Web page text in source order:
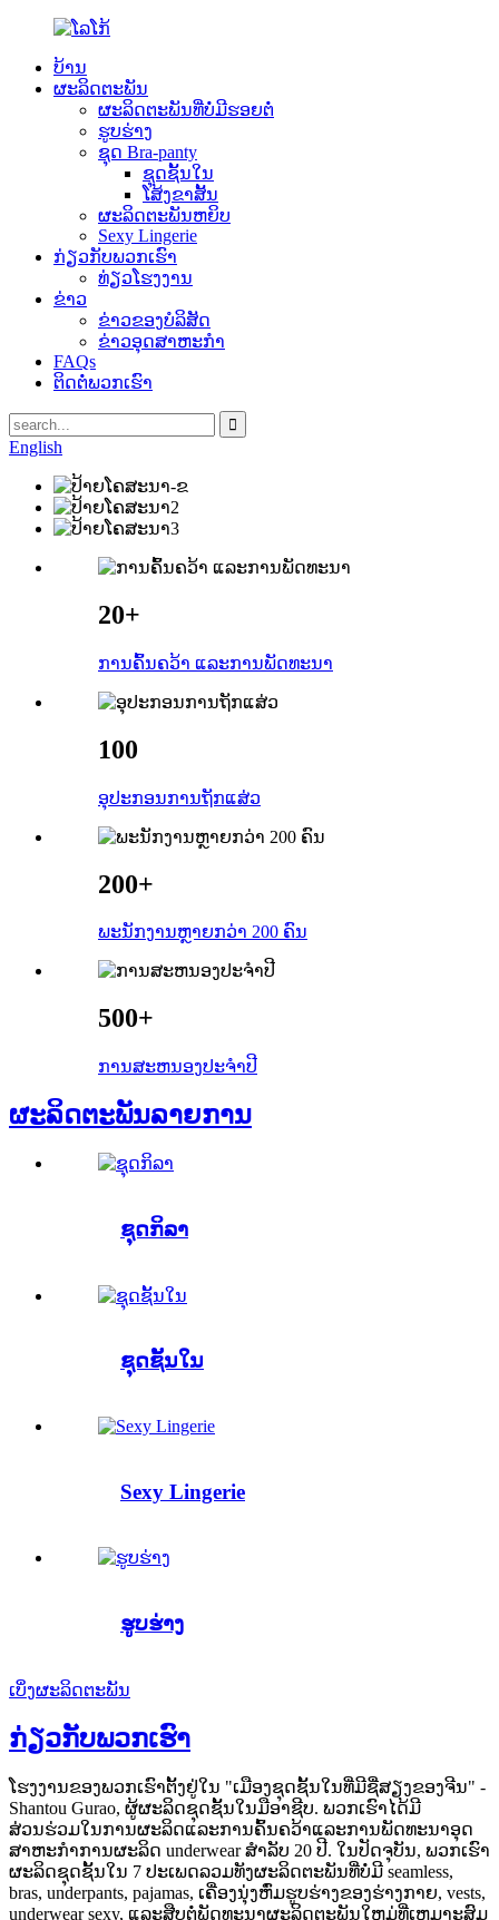
ບ້ານ
ຜະລິດຕະພັນ
ຜະລິດຕະພັນທີ່ບໍ່ມີຮອຍຕໍ່
ຮູບຮ່າງ
ຊຸດ Bra-panty
ຊຸດຊັ້ນໃນ
ໂສ້ງຂາສັ້ນ
ຜະລິດຕະພັນຫຍິບ
Sexy Lingerie
ກ່ຽວກັບພວກເຮົາ
ທ່ຽວໂຮງງານ
ຂ່າວ
ຂ່າວຂອງບໍລິສັດ
ຂ່າວອຸດສາຫະກໍາ
FAQs
ຕິດຕໍ່ພວກເຮົາ
English
20+
ການຄົ້ນຄວ້າ ແລະການພັດທະນາ
100
ອຸປະກອນການຖັກແສ່ວ
200+
ພະນັກງານຫຼາຍກວ່າ 200 ຄົນ
500+
ການສະຫນອງປະຈໍາປີ
ຜະລິດຕະພັນລາຍການ
ຊຸດກິລາ
ຊຸດຊັ້ນໃນ
Sexy Lingerie
ຮູບຮ່າງ
ເບິ່ງຜະລິດຕະພັນ
ກ່ຽວກັບພວກເຮົາ
ໂຮງງານຂອງພວກເຮົາຕັ້ງຢູ່ໃນ "ເມືອງຊຸດຊັ້ນໃນທີ່ມີຊື່ສຽງຂອງຈີນ" -
Shantou Gurao, ຜູ້ຜະລິດຊຸດຊັ້ນໃນມືອາຊີບ. ພວກເຮົາໄດ້ມີ
ສ່ວນຮ່ວມໃນການຜະລິດແລະການຄົ້ນຄວ້າແລະການພັດທະນາອຸດ
ສາຫະກໍາການຜະລິດ underwear ສໍາລັບ 20 ປີ. ໃນປັດຈຸບັນ, ພວກເຮົາ
ຜະລິດຊຸດຊັ້ນໃນ 7 ປະເພດລວມທັງຜະລິດຕະພັນທີ່ບໍ່ມີ seamless,
bras, underpants, pajamas, ເຄື່ອງນຸ່ງຫົ່ມຮູບຮ່າງຂອງຮ່າງກາຍ, vests,
underwear sexy, ແລະສືບຕໍ່ພັດທະນາຜະລິດຕະພັນໃຫມ່ທີ່ເຫມາະສົມ